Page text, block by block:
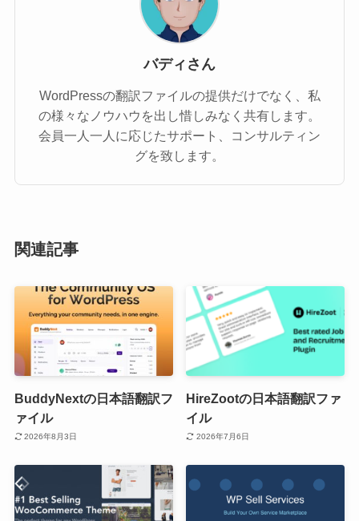
バディさん
WordPressの翻訳ファイルの提供だけでなく、私
の様々なノウハウを出し惜しみなく共有します。
会員一人一人に応じたサポート、コンサルティン
グを致します。
関連記事
BuddyNextの日本語翻訳フ
ァイル
2026年8月3日
HireZootの日本語翻訳ファ
イル
2026年7月6日